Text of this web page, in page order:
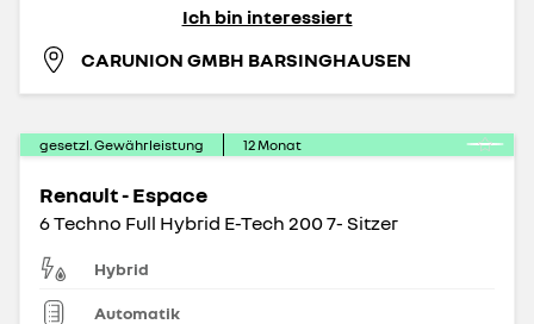
Ich bin interessiert
CARUNION GMBH BARSINGHAUSEN
gesetzl. Gewährleistung 12Monat
Renault - Espace
6 Techno Full Hybrid E-Tech 200 7- Sitzer
Hybrid
Automatik